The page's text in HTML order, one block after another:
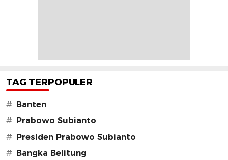
TAG TERPOPULER
# Banten
# Prabowo Subianto
# Presiden Prabowo Subianto
# Bangka Belitung